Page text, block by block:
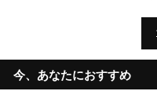
今、あなたにおすすめ